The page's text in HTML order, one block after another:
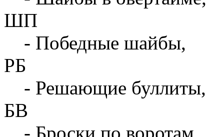
ШП
- Победные шайбы,
РБ
- Решающие буллиты,
БВ
- Броски по воротам,